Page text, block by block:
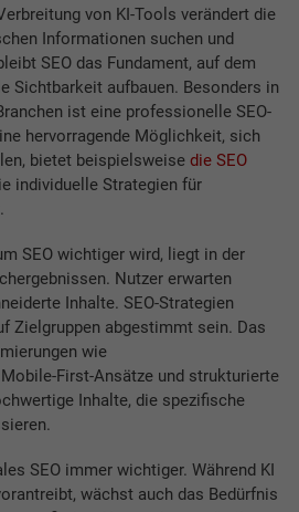
von KI-Tools verändert die
Informationen suchen und
SEO das Fundament, auf dem
Sichtbarkeit aufbauen. Besonders in
ist eine professionelle SEO-
hervorragende Möglichkeit, sich
bietet beispielsweise die SEO
individuelle Strategien für
SEO wichtiger wird, liegt in der
Nutzer erwarten
Inhalte. SEO-Strategien
Zielgruppen abgestimmt sein. Das
wie
First-Ansätze und strukturierte
Inhalte, die spezifische
SEO immer wichtiger. Während KI
wächst auch das Bedürfnis